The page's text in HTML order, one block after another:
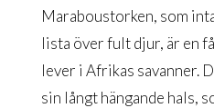
Maraboustorken, som
lista över fult djur, är en
lever i Afrikas savanner.
sin långt hängande hals,